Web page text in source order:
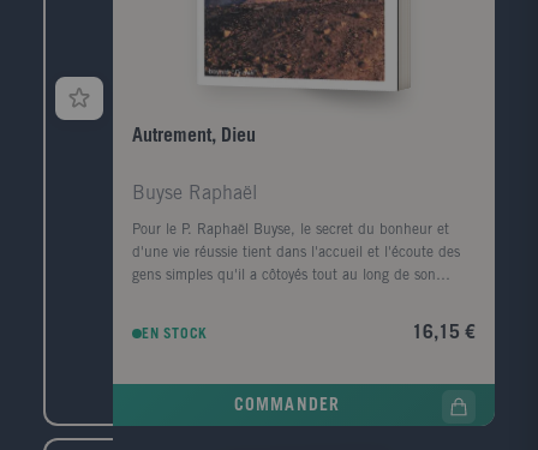
Autrement, Dieu
Buyse Raphaël
Pour le P. Raphaël Buyse, le secret du bonheur et
d'une vie réussie tient dans l'accueil et l'écoute des
gens simples qu'il a côtoyés tout au long de son
le surprendre. Avec humour et tendresse, il tente de
donnent les hommes. Le témoignage de Raphaël
EN STOCK 16,15 €
COMMANDER